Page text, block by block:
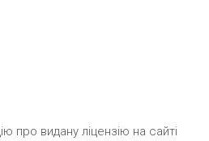
про видану ліцензію на сайті